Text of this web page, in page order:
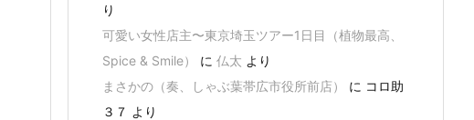
り
可愛い女性店主〜東京埼玉ツアー1日目（植物最高、
Spice & Smile）
に 仏太 より
まさかの（奏、しゃぶ葉帯広市役所前店）
に コロ助
３７ より